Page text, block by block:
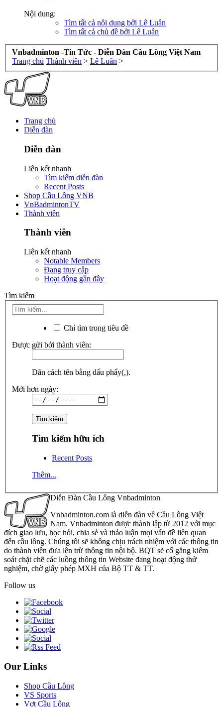
Nội dung:
Tìm tất cả nội dung bởi Lê Luân
Tìm tất cả chủ đề bởi Lê Luân
Vnbadminton -Tin Tức - Diễn Đàn Cầu Lông Việt Nam
Trang chủ Thành viên > Lê Luân >
Trang chủ
Diễn đàn
Diễn đàn
Liên kết nhanh
Tìm kiếm diễn đàn
Recent Posts
Shop Cầu Lông VNB
VnBadmintonTV
Thành viên
Thành viên
Liên kết nhanh
Notable Members
Đang truy cập
Hoạt động gần đây
Tìm kiếm
Chỉ tìm trong tiêu đề
Được gửi bởi thành viên:
Dãn cách tên bằng dấu phẩy(,).
Mới hơn ngày:
Tìm kiếm hữu ích
Recent Posts
Thêm...
Diễn Đàn Cầu Lông Vnbadminton
Vnbadminton.com là diễn đàn về Cầu Lông Việt
Nam. Vnbadminton được thành lập từ 2012 với mục
đích giao lưu, học hỏi, chia sẻ và thảo luận mọi vấn đề liên quan
đến cầu lông. Chúng tôi sẽ không chịu trách nhiệm với các thông tin
do thành viên đưa lên trừ thông tin nội bộ. BQT sẽ cố gắng kiểm
soát chặt chẽ các luồng thông tin Website đang hoạt động thử
nghiệm, chờ giấy phép MXH của Bộ TT & TT.
Follow us
Our Links
Shop Cầu Lông
VS Sports
Vợt Cầu Lông